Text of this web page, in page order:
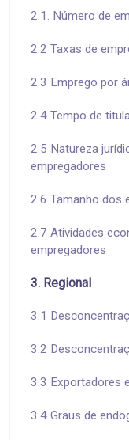
2.1. Número de
2.2 Taxas de
2.3 Emprego por
2.4 Tempo de
2.5 Natureza
empregadores
2.6 Tamanho dos
2.7 Atividades
empregadores
3. Regional
3.1
3.2
3.3 Exportadores
3.4 Graus de